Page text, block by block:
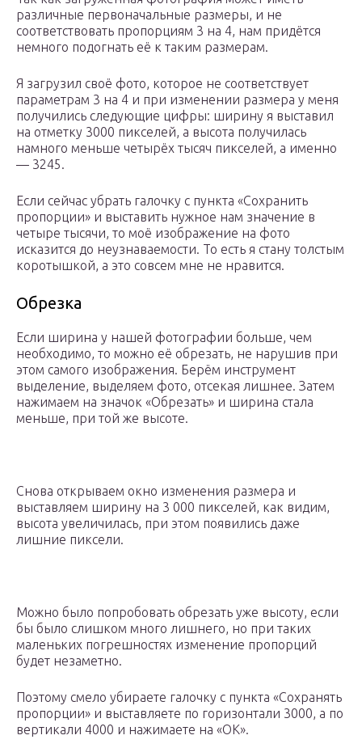
различные первоначальные размеры, и не
соответствовать пропорциям 3 на 4, нам придётся
немного подогнать её к таким размерам.
Я загрузил своё фото, которое не соответствует
параметрам 3 на 4 и при изменении размера у меня
получились следующие цифры: ширину я выставил
на отметку 3000 пикселей, а высота получилась
намного меньше четырёх тысяч пикселей, а именно
— 3245.
Если сейчас убрать галочку с пункта «Сохранить
пропорции» и выставить нужное нам значение в
четыре тысячи, то моё изображение на фото
исказится до неузнаваемости. То есть я стану толстым
коротышкой, а это совсем мне не нравится.
Обрезка
Если ширина у нашей фотографии больше, чем
необходимо, то можно её обрезать, не нарушив при
этом самого изображения. Берём инструмент
выделение, выделяем фото, отсекая лишнее. Затем
нажимаем на значок «Обрезать» и ширина стала
меньше, при той же высоте.
Снова открываем окно изменения размера и
выставляем ширину на 3 000 пикселей, как видим,
высота увеличилась, при этом появились даже
лишние пиксели.
Можно было попробовать обрезать уже высоту, если
бы было слишком много лишнего, но при таких
маленьких погрешностях изменение пропорций
будет незаметно.
Поэтому смело убираете галочку с пункта «Сохранять
пропорции» и выставляете по горизонтали 3000, а по
вертикали 4000 и нажимаете на «ОК».